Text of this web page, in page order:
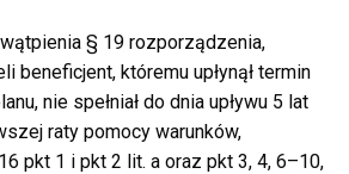
§ 19 rozporządzenia,
beneficjent, któremu upłynął termin
nie spełniał do dnia upływu 5 lat
raty pomocy warunków,
pkt 1 i pkt 2 lit. a oraz pkt 3, 4, 6–10,